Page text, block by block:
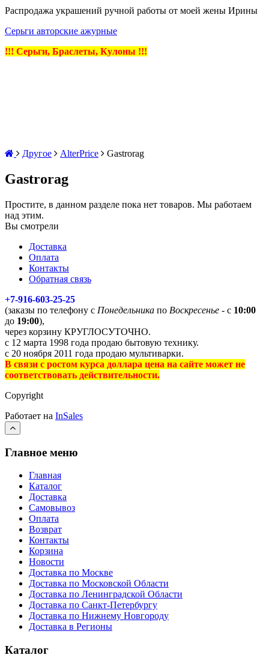
Распродажа украшений ручной работы от моей жены Ирины
Серьги авторские ажурные
!!! Серьги, Браслеты, Кулоны !!!
Другое AlterPrice Gastrorag
Gastrorag
Простите, в данном разделе пока нет товаров. Мы работаем
над этим.
Вы смотрели
Доставка
Оплата
Контакты
Обратная связь
+7-916-603-25-25
(заказы по телефону с Понедельника по Воскресенье - с 10:00
до 19:00),
через корзину КРУГЛОСУТОЧНО.
с 12 марта 1998 года продаю бытовую технику.
с 20 ноября 2011 года продаю мультиварки.
В связи с ростом курса доллара цена на сайте может не
соответствовать действительности.
Copyright
Работает на InSales
Главное меню
Главная
Каталог
Доставка
Самовывоз
Оплата
Возврат
Контакты
Корзина
Новости
Доставка по Москве
Доставка по Московской Области
Доставка по Ленинградской Области
Доставка по Санкт-Петербургу
Доставка по Нижнему Новгороду
Доставка в Регионы
Каталог